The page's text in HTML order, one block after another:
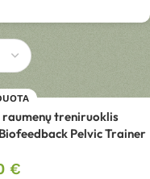
raumenų treniruoklis
Pelvic Trainer
€